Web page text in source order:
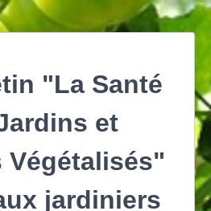
"La Santé
et
Végétalisés"
jardiniers